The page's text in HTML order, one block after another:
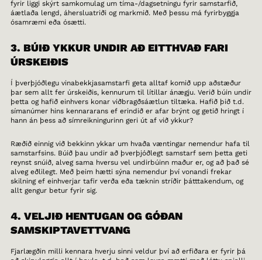
fyrir liggi skýrt samkomulag um tíma-/dagsetningu fyrir samstarfið,
áætlaða lengd, áhersluatriði og markmið. Með þessu má fyrirbyggja
ósamræmi eða ósætti.
3. BÚIÐ YKKUR UNDIR AÐ EITTHVAÐ FARI
ÚRSKEIÐIS
Í þverþjóðlegu vinabekkjasamstarfi geta alltaf komið upp aðstæður
þar sem allt fer úrskeiðis, kennurum til lítillar ánægju. Verið búin undir
þetta og hafið einhvers konar viðbragðsáætlun tiltæka. Hafið þið t.d.
símanúmer hins kennararans ef erindið er afar brýnt og getið hringt í
hann án þess að símreikningurinn geri út af við ykkur?
Ræðið einnig við bekkinn ykkar um hvaða væntingar nemendur hafa til
samstarfsins. Búið þau undir að þverþjóðlegt samstarf sem þetta geti
reynst snúið, alveg sama hversu vel undirbúinn maður er, og að það sé
alveg eðlilegt. Með þeim hætti sýna nemendur því vonandi frekar
skilning ef einhverjar tafir verða eða tæknin stríðir þátttakendum, og
allt gengur betur fyrir sig.
4. VELJIÐ HENTUGAN OG GÓÐAN
SAMSKIPTAVETTVANG
Fjarlægðin milli kennara hverju sinni veldur því að erfiðara er fyrir þá